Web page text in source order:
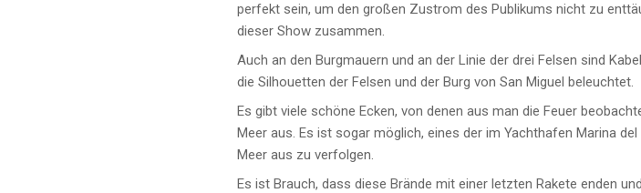
perfekt sein, um den großen Zustrom des Publikums nicht zu
dieser Show zusammen.
Auch an den Burgmauern und an der Linie der drei Felsen sind
die Silhouetten der Felsen und der Burg von San Miguel beleuchtet.
Es gibt viele schöne Ecken, von denen aus man die Feuer
Meer aus. Es ist sogar möglich, eines der im Yachthafen Marina
Meer aus zu verfolgen.
Es ist Brauch, dass diese Brände mit einer letzten Rakete enden